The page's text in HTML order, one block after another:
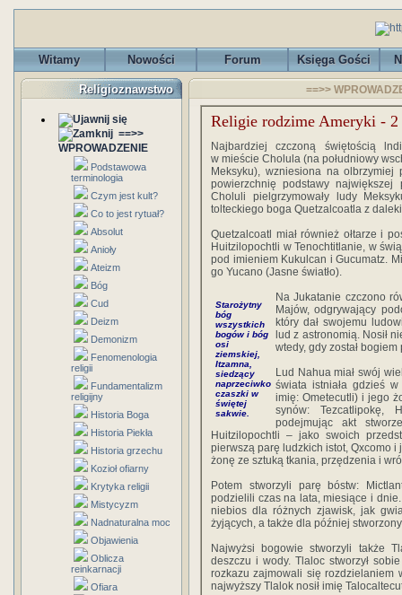
Witamy Nowości Forum Księga Gości
Religioznawstwo
==>>
WPROWADZENIE
Podstawowa
terminologia
Czym jest kult?
Co to jest rytuał?
Absolut
Anioły
Ateizm
Bóg
Cud
Deizm
Demonizm
Fenomenologia
religii
Fundamentalizm
religijny
Historia Boga
Historia Piekła
Historia grzechu
Kozioł ofiarny
Krytyka religii
Mistycyzm
Nadnaturalna moc
Objawienia
Oblicza
reinkarnacji
Ofiara
==>>
Religie rodzime Ameryki - 2
Najbardziej czczoną świętością
w mieście Cholula (na południowy
Meksyku), wzniesiona na olbrzymiej
powierzchnię podstawy
Choluli pielgrzymowały ludy
tolteckiego boga Quetzalcoatla z
Quetzalcoatl miał również ołtarze i
Huitzilopochtli w Tenochtitlanie, w
pod imieniem Kukulcan i Gucumatz.
go Yucano (Jasne światło).
Starożytny
bóg
wszystkich
bogów i bóg
osi
ziemskiej,
Itzamna,
siedzący
naprzeciwko
czaszki w
świętej
sakwie.
Na Jukatanie czczono
Majów, odgrywający
który dał swojemu
lud z astronomią. Nosił
wtedy, gdy został
Lud Nahua miał swój
świata istniała gdzieś
imię: Ometecutli) i jego
synów: Tezcatlipokę,
podejmując akt
Huitzilopochtli – jako swoich
pierwszą parę ludzkich istot, Qxcomo
żonę ze sztuką tkania, przędzenia i
Potem stworzyli parę bóstw:
podzielili czas na lata, miesiące i
niebios dla różnych zjawisk, jak
żyjących, a także dla później
Najwyżsi bogowie stworzyli także
deszczu i wody. Tlaloc stworzył
rozkazu zajmowali się rozdzielaniem
najwyższy Tlalok nosił imię